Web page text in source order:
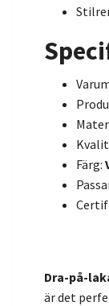
Färg:
Dra-på-
är det